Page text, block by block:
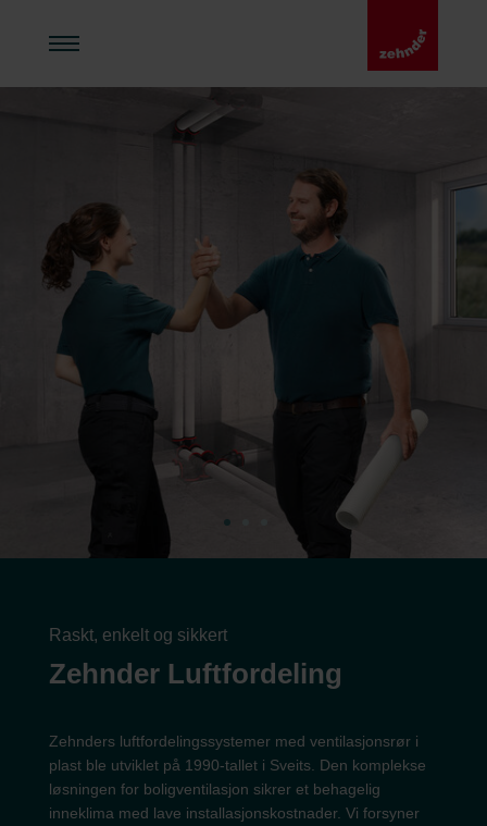
Raskt, enkelt og sikkert
Zehnder Luftfordeling
Zehnders luftfordelingssystemer med ventilasjonsrør i
plast ble utviklet på 1990-tallet i Sveits. Den komplekse
løsningen for boligventilasjon sikrer et behagelig
inneklima med lave installasjonskostnader. Vi forsyner